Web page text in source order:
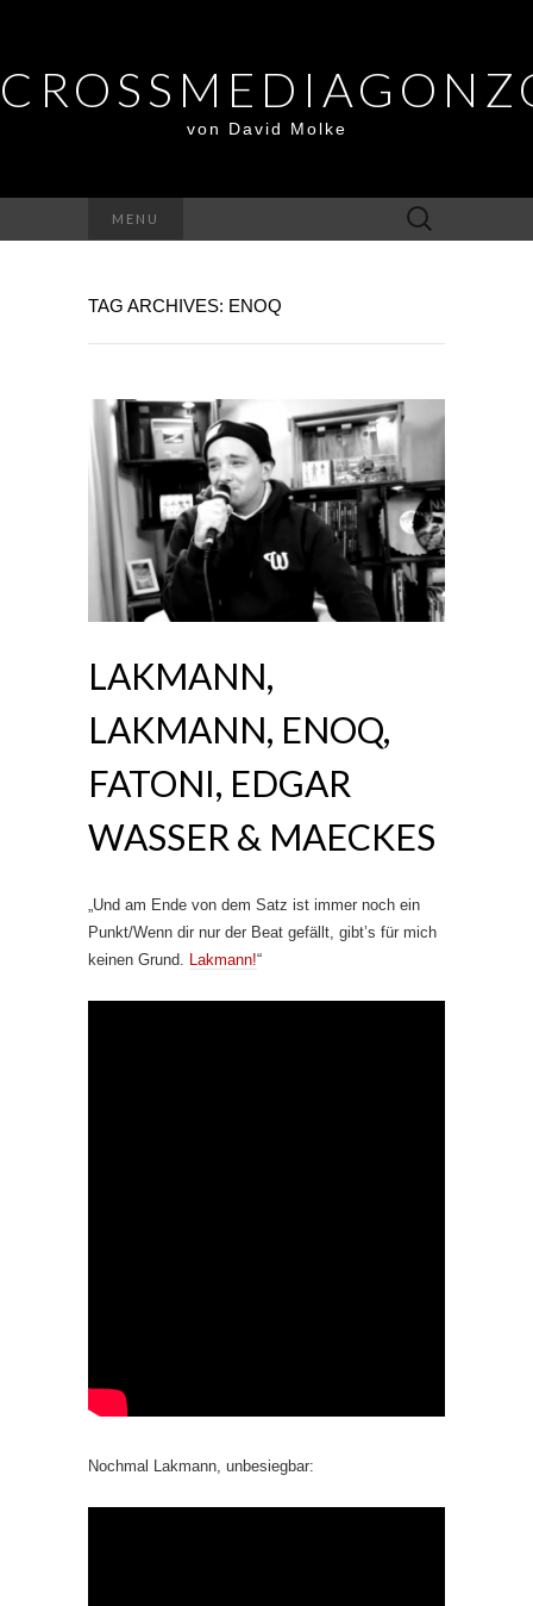
von David Molke
MENU
Suche
nach:
TAG ARCHIVES: ENOQ
LAKMANN,
LAKMANN, ENOQ,
FATONI, EDGAR
WASSER & MAECKES
„Und am Ende von dem Satz ist immer noch ein
Punkt/Wenn dir nur der Beat gefällt, gibt’s für mich
keinen Grund.
Lakmann!“
Nochmal Lakmann, unbesiegbar: